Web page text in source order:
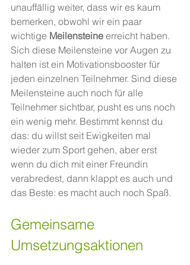
unauffällig weiter, dass wir es kaum
bemerken, obwohl wir ein paar
wichtige Meilensteine erreicht haben.
Sich diese Meilensteine vor Augen zu
halten ist ein Motivationsbooster für
jeden einzelnen Teilnehmer. Sind diese
Meilensteine auch noch für alle
Teilnehmer sichtbar, pusht es uns noch
ein wenig mehr. Bestimmt kennst du
das: du willst seit Ewigkeiten mal
wieder zum Sport gehen, aber erst
wenn du dich mit einer Freundin
verabredest, dann klappt es auch und
das Beste: es macht auch noch Spaß.
Gemeinsame
Umsetzungsaktionen